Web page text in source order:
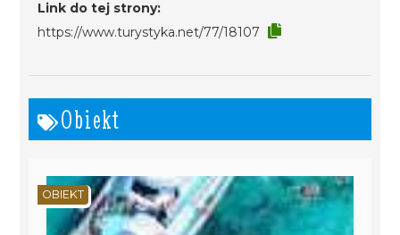
Link do tej strony:
https://www.turystyka.net/77/18107
Obiekt
OBIEKT